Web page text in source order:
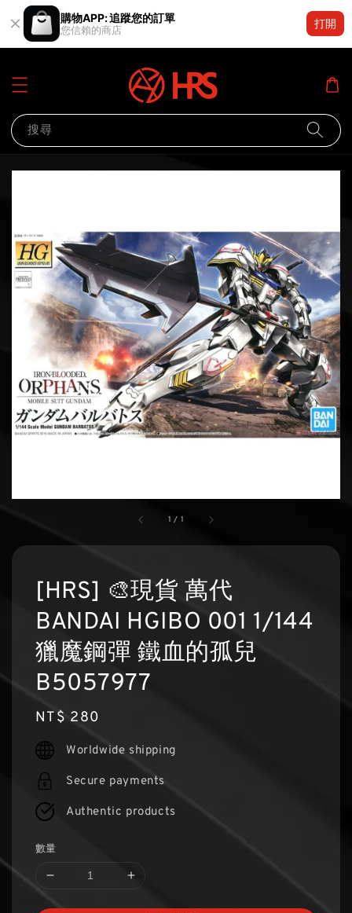
購物APP: 追蹤您的訂單
您信賴的商店
打開
搜尋
1 / 1
[HRS] 🎨現貨 萬代
BANDAI HGIBO 001 1/144
獵魔鋼彈 鐵血的孤兒
B5057977
Regular
price
NT$ 280
Worldwide shipping
Secure payments
Authentic products
數量